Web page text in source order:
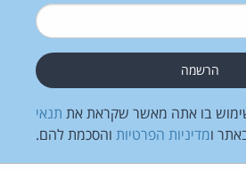
בו אתה מאשר שקראת את תנאי
ומדיניות הפרטיות והסכמת להם.